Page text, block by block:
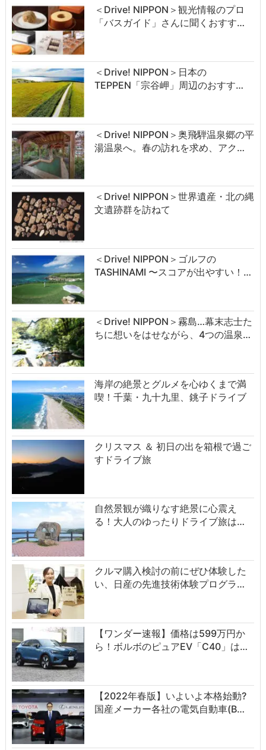
＜Drive! NIPPON＞観光情報のプロ
「バスガイド」さんに聞くおすす…
＜Drive! NIPPON＞日本の
TEPPEN「宗谷岬」周辺のおすす…
＜Drive! NIPPON＞奥飛騨温泉郷の平
湯温泉へ。春の訪れを求め、アク…
＜Drive! NIPPON＞世界遺産・北の縄
文遺跡群を訪ねて
＜Drive! NIPPON＞ゴルフの
TASHINAMI 〜スコアが出やすい！…
＜Drive! NIPPON＞霧島…幕末志士た
ちに想いをはせながら、4つの温泉…
海岸の絶景とグルメを心ゆくまで満
喫！千葉・九十九里、銚子ドライブ
クリスマス ＆ 初日の出を箱根で過ご
すドライブ旅
自然景観が織りなす絶景に心震え
る！大人のゆったりドライブ旅は…
クルマ購入検討の前にぜひ体験した
い、日産の先進技術体験プログラ…
【ワンダー速報】価格は599万円か
ら！ボルボのピュアEV「C40」は…
【2022年春版】いよいよ本格始動?
国産メーカー各社の電気自動車(B…